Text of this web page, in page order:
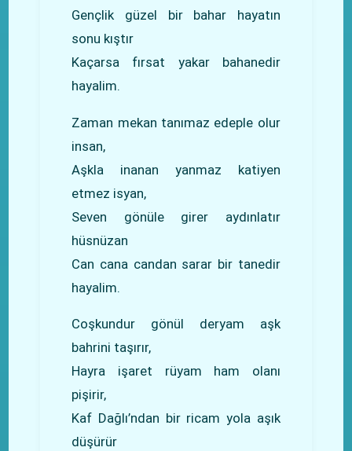
Gençlik güzel bir bahar hayatın
sonu kıştır
Kaçarsa fırsat yakar bahanedir
hayalim.
Zaman mekan tanımaz edeple olur
insan,
Aşkla inanan yanmaz katiyen
etmez isyan,
Seven gönüle girer aydınlatır
hüsnüzan
Can cana candan sarar bir tanedir
hayalim.
Coşkundur gönül deryam aşk
bahrini taşırır,
Hayra işaret rüyam ham olanı
pişirir,
Kaf Dağlı’ndan bir ricam yola aşık
düşürür